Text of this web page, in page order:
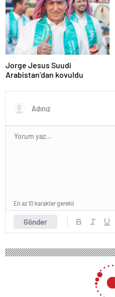
Jorge Jesus Suudi
Arabistan’dan kovuldu
Gönder
En az 10 karakter gerekli